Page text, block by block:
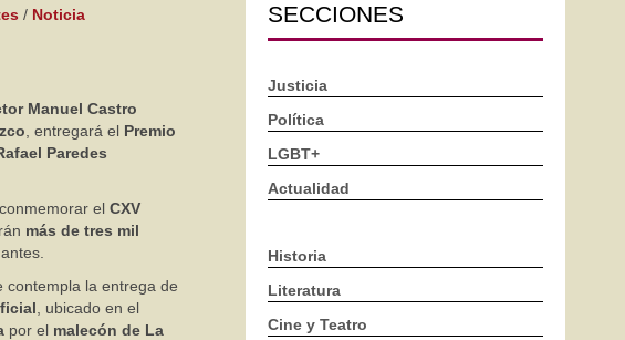
/ Noticia
Manuel Castro
, entregará el Premio
Paredes
el CXV
más de tres mil
contempla la entrega de
, ubicado en el
por el malecón de La
SECCIONES
Justicia
Política
LGBT+
Actualidad
Historia
Literatura
Cine y Teatro